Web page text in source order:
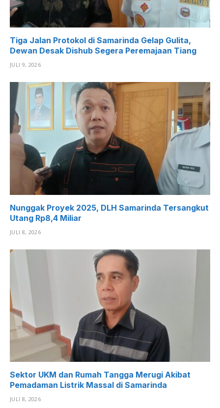
Tiga Jalan Protokol di Samarinda Gelap Gulita,
Dewan Desak Dishub Segera Peremajaan Tiang
JULI 9, 2026
Nunggak Proyek 2025, DLH Samarinda Tersangkut
Utang Rp8,4 Miliar
JULI 8, 2026
Sektor UKM dan Rumah Tangga Merugi Akibat
Pemadaman Listrik Massal di Samarinda
JULI 8, 2026